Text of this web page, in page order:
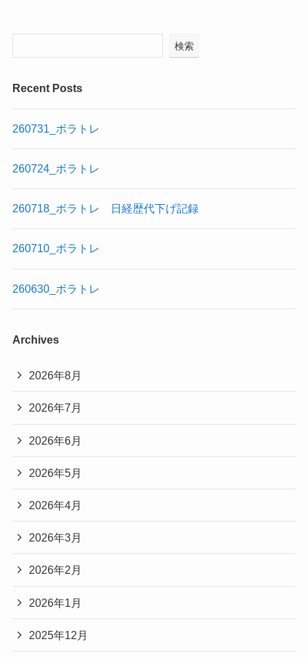
検索
Recent Posts
260731_ボラトレ
260724_ボラトレ
260718_ボラトレ 日経歴代下げ記録
260710_ボラトレ
260630_ボラトレ
Archives
2026年8月
2026年7月
2026年6月
2026年5月
2026年4月
2026年3月
2026年2月
2026年1月
2025年12月